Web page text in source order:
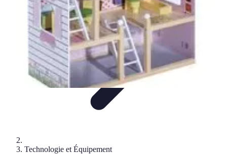
Technologie et Équipement